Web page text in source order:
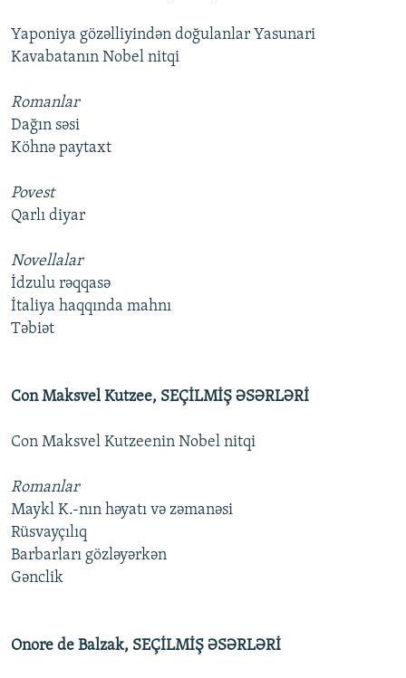
Yaponiya gözəlliyindən doğulanlar Yasunari
Kavabatanın Nobel nitqi
Romanlar
Dağın səsi
Köhnə paytaxt
Povest
Qarlı diyar
Novellalar
İdzulu rəqqasə
İtaliya haqqında mahnı
Təbiət
Con Maksvel Kutzee, SEÇİLMİŞ ƏSƏRLƏRİ
Con Maksvel Kutzeenin Nobel nitqi
Romanlar
Maykl K.-nın həyatı və zəmanəsi
Rüsvayçılıq
Barbarları gözləyərkən
Gənclik
Onore de Balzak, SEÇİLMİŞ ƏSƏRLƏRİ